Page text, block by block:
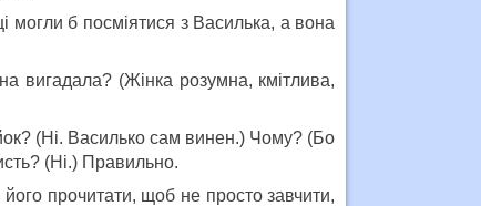
могли б посміятися з Василька, а вона
вигадала? (Жінка розумна, кмітлива,
(Ні. Василько сам винен.) Чому? (Бо
(Ні.) Правильно.
прочитати, щоб не просто завчити,